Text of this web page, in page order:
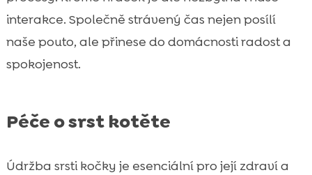
interakce. Společně strávený čas nejen posílí
naše pouto, ale přinese do domácnosti radost a
spokojenost.
Péče o srst kotěte
Údržba srsti kočky je esenciální pro její zdraví a